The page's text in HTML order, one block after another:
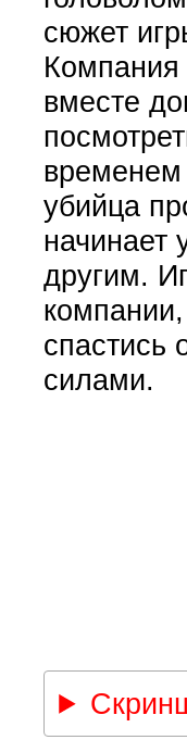
сюжет
Компания
вместе
временем
убийца
начинает
другим.
спастись
силами.